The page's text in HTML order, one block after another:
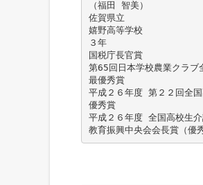
（福田 智美）
佐賀県立
嬉野高等学校
３年
国税庁長官賞
第65回日本学校農業クラブ
最優秀賞
平成２６年度 第２２回全
優秀賞
平成２６年度 全国高校生